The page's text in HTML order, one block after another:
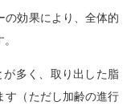
の効果により、全体的
多く、取り出した脂
す（ただし加齢の進行